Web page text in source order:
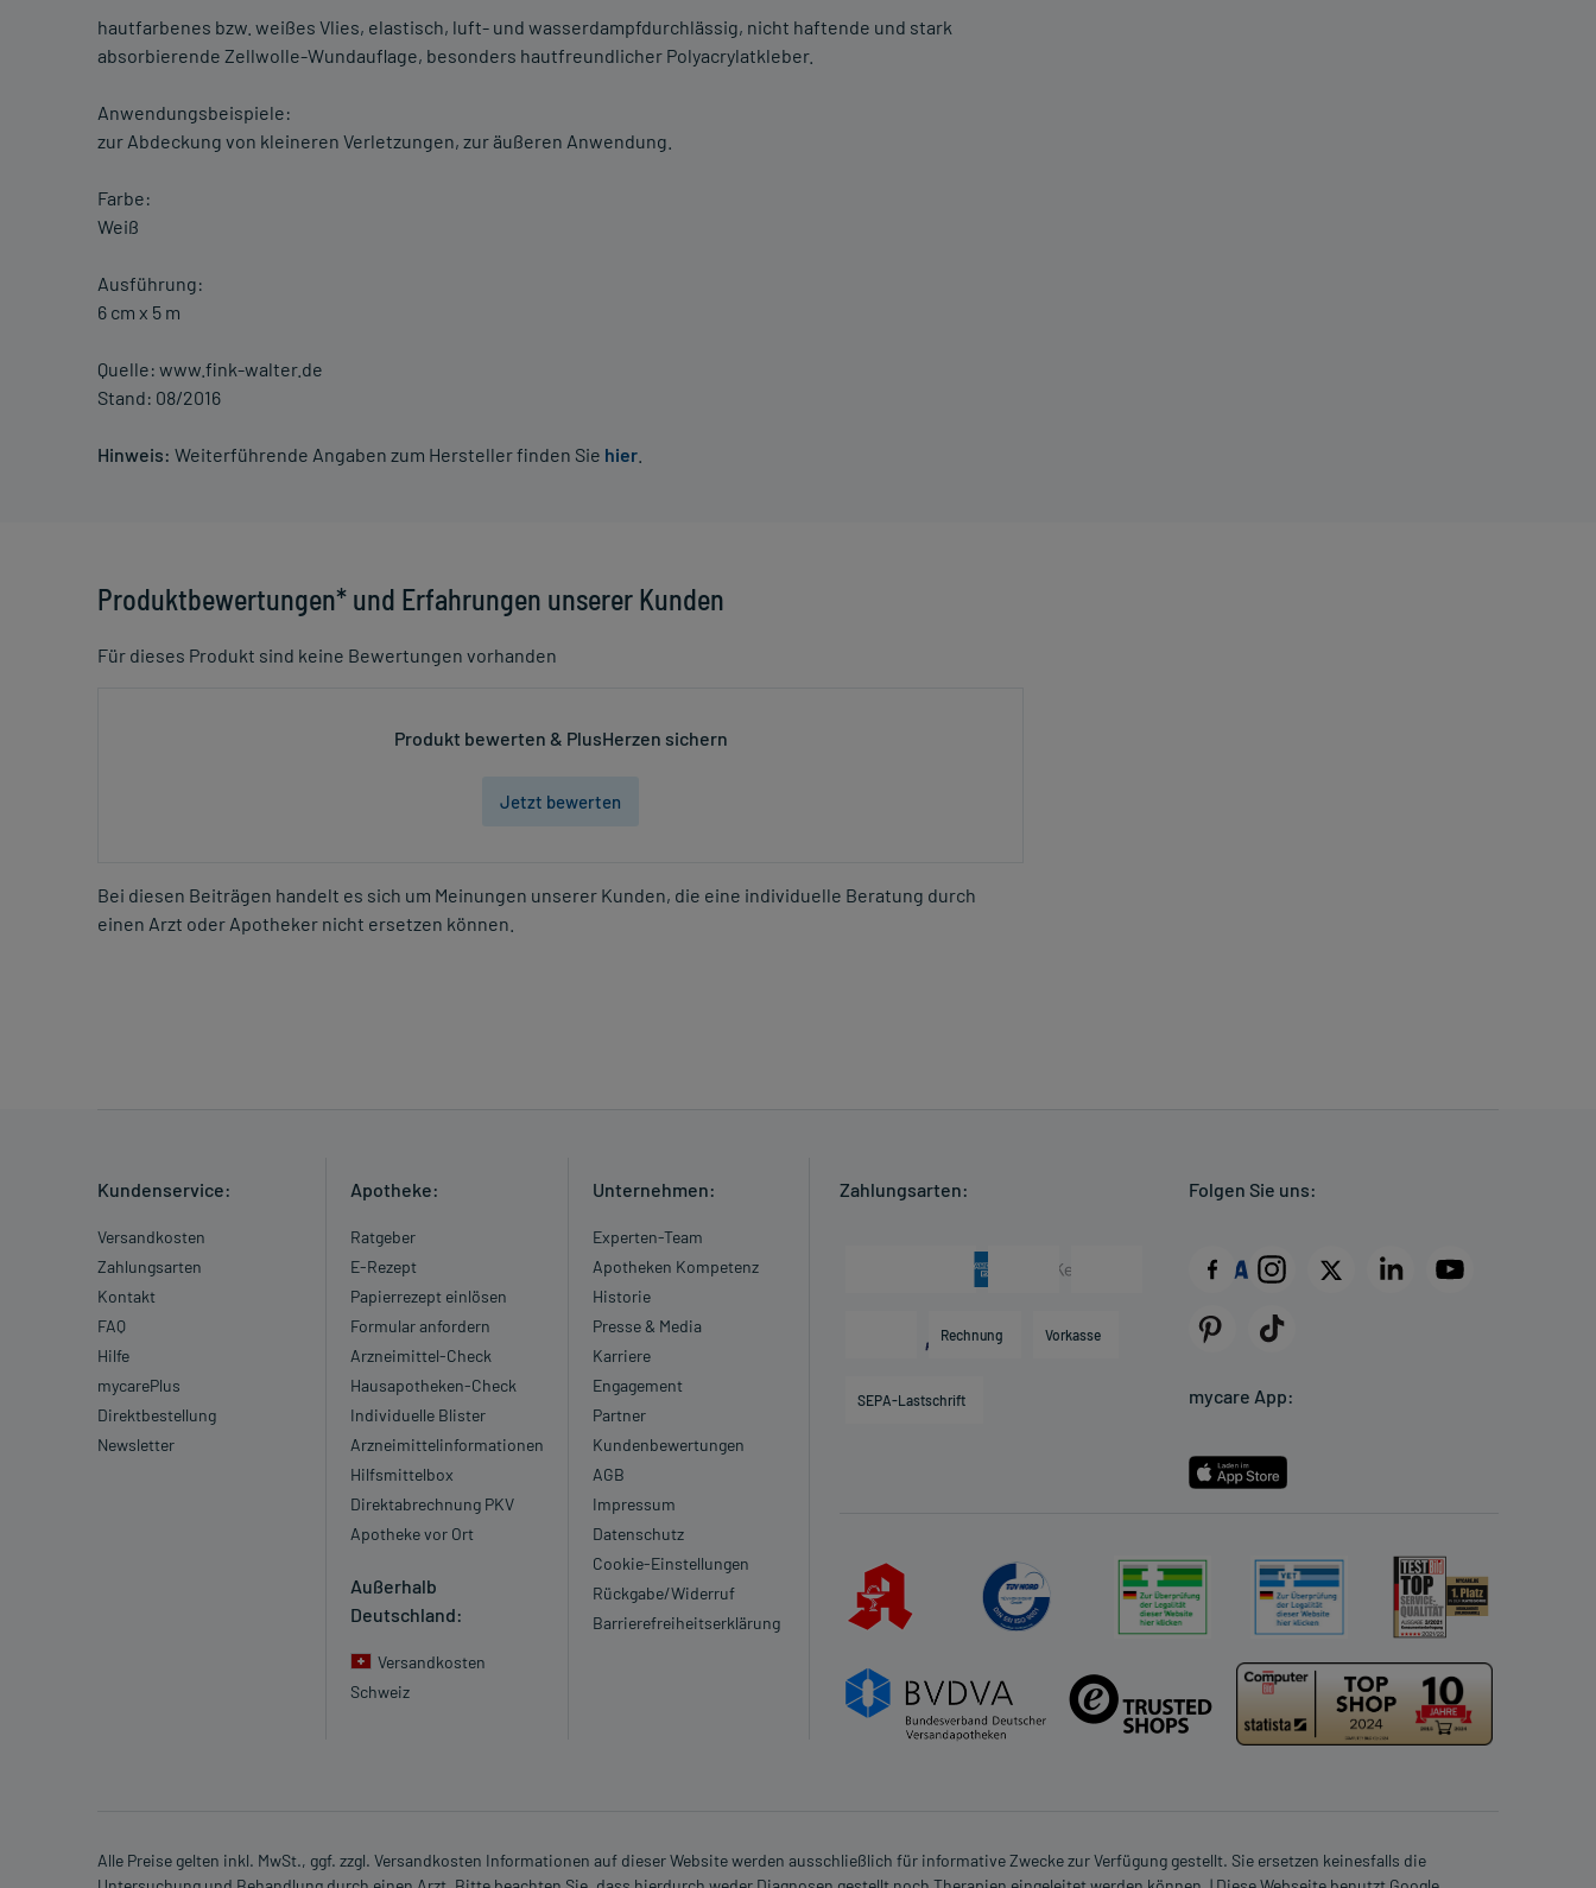
hautfarbenes bzw. weißes Vlies, elastisch, luft- und wasserdampfdurchlässig, nicht haftende und stark
absorbierende Zellwolle-Wundauflage, besonders hautfreundlicher Polyacrylatkleber.
Anwendungsbeispiele:
zur Abdeckung von kleineren Verletzungen, zur äußeren Anwendung.
Farbe:
Weiß
Ausführung:
6 cm x 5 m
Quelle: www.fink-walter.de
Stand: 08/2016
Hinweis: Weiterführende Angaben zum Hersteller finden Sie hier
Produktbewertungen* und Erfahrungen unserer Kunden
Für dieses Produkt sind keine Bewertungen vorhanden
Produkt bewerten & PlusHerzen sichern
Jetzt bewerten
Bei diesen Beiträgen handelt es sich um Meinungen unserer Kunden, die eine individuelle Beratung durch
einen Arzt oder Apotheker nicht ersetzen können.
Kundenservice:
Versandkosten
Zahlungsarten
Kontakt
FAQ
Hilfe
mycarePlus
Direktbestellung
Newsletter
Apotheke:
Ratgeber
E-Rezept
Papierrezept einlösen
Formular anfordern
Arzneimittel-Check
Hausapotheken-Check
Individuelle Blister
Arzneimittelinformationen
Hilfsmittelbox
Direktabrechnung PKV
Apotheke vor Ort
Außerhalb
Deutschland:
Versandkosten
Schweiz
Unternehmen:
Experten-Team
Apotheken Kompetenz
Historie
Presse & Media
Karriere
Engagement
Partner
Kundenbewertungen
AGB
Impressum
Datenschutz
Cookie-Einstellungen
Rückgabe/Widerruf
Barrierefreiheitserklärung
Zahlungsarten:
Rechnung Vorkasse
SEPA-Lastschrift
Folgen Sie uns:
mycare App:
Alle Preise gelten inkl. MwSt., ggf. zzgl. Versandkosten Informationen auf dieser Website werden ausschließlich für informative Zwecke zur Verfügung gestellt. Sie ersetzen keinesfalls die